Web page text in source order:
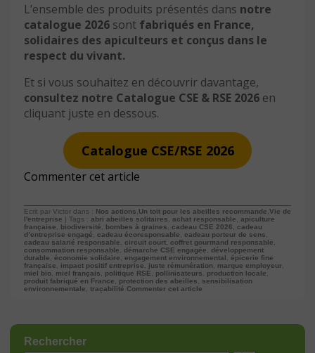
L’ensemble des produits présentés dans notre
catalogue 2026 sont fabriqués en France,
solidaires des apiculteurs et conçus dans le
respect du vivant.
Et si vous souhaitez en découvrir davantage,
consultez notre Catalogue CSE & RSE 2026 en
cliquant juste en dessous.
Catalogue CSE/RSE 2026
Commenter cet article
Ecrit par Victor dans : Nos actions Un toit pour les abeilles recommande Vie de
l'entreprise | Tags : abri abeilles solitaires achat responsable
apiculture
française
biodiversité bombes à graines cadeau CSE 2026
cadeau
d’entreprise engagé
cadeau écoresponsable cadeau porteur de sens
cadeau salarié responsable
circuit court coffret gourmand responsable
consommation responsable
démarche CSE engagée
développement
durable
économie solidaire engagement environnemental
épicerie fine
française
impact positif entreprise juste rémunération marque employeur
miel bio
miel français politique RSE pollinisateurs production locale
produit fabriqué en France
protection des abeilles
sensibilisation
environnementale
traçabilité Commenter cet article
Rechercher